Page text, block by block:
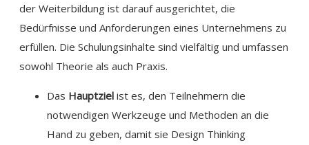
der Weiterbildung ist darauf ausgerichtet, die
Bedürfnisse und Anforderungen eines Unternehmens zu
erfüllen. Die Schulungsinhalte sind vielfältig und umfassen
sowohl Theorie als auch Praxis.
Das Hauptziel ist es, den Teilnehmern die
notwendigen Werkzeuge und Methoden an die
Hand zu geben, damit sie Design Thinking